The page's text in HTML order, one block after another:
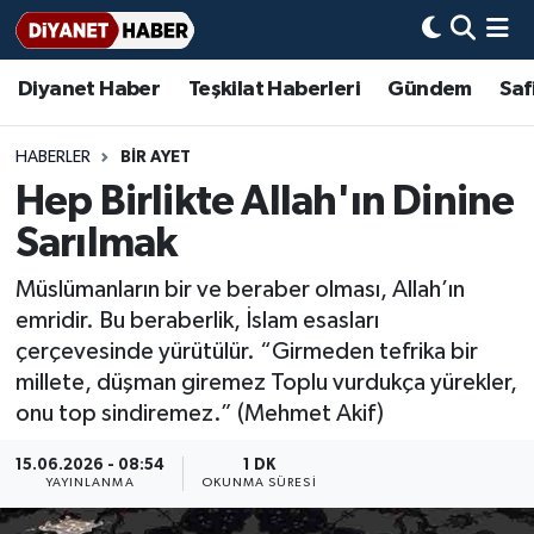
Diyanet Haber Teşkilat Haberleri Gündem
HABERLER BIR AYET
Hep Birlikte Allah'ın Dinine
Sarılmak
Müslümanların bir ve beraber olması, Allah’ın
emridir. Bu beraberlik, İslam esasları
çerçevesinde yürütülür. “Girmeden tefrika bir
millete, düşman giremez Toplu vurdukça yürekler,
onu top sindiremez.” (Mehmet Akif)
15.06.2026 - 08:54
YAYINLANMA
1 DK
OKUNMA SÜRESI
Diyanet Haber
Teşkilat Haberleri
Adana Müftülüğü
Adıyaman Müftülüğü
Afyonkarahisar Müftülüğü
Aksaray Müftülüğü
Amasya Müftülüğü
Ankara Müftülüğü
Antalya Müftülüğü
Gündem
Bir Ayet
Bir Hikaye
Biyografiler
Diyanet Bilgi
Diyanet Takvimi
Dualar
Hadislerle İslam
Basında Bugün
DİYANET eKİTAP
Diyanet Dergi
Aile Dergisi
Aylık Dergi
TDV
İmam Hatip Okulları
Başmakale
Hadis-i Şerifler
Hayat Okumaları
Nöbetçi Eczaneler
Hava Durumu
Ankara Namaz Vakitleri
Süper Lig Puan Durumu ve Fikstür
Tüm Manşetler
Son Dakika Haberleri
Haber Arşivi